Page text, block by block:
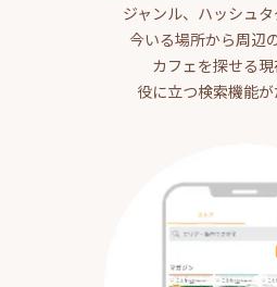
ジャンル、ハッシュタ
今いる場所から周辺
カフェを探せる
役に立つ検索機能が